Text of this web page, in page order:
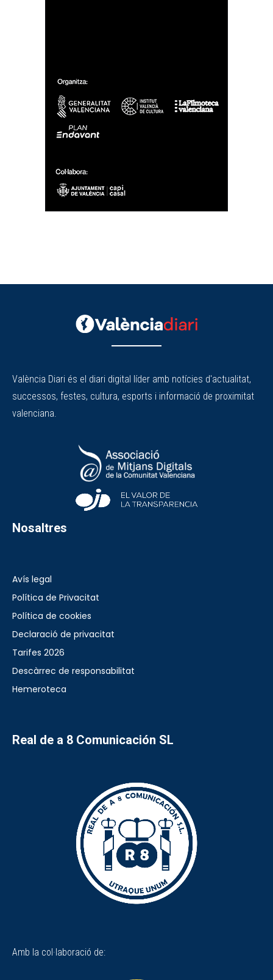
València Diari és el diari digital líder amb notícies d'actualitat,
successos, festes, cultura, esports i informació de proximitat
valenciana.
Nosaltres
Avís legal
Política de Privacitat
Política de cookies
Declaració de privacitat
Tarifes 2026
Descàrrec de responsabilitat
Hemeroteca
Real de a 8 Comunicación SL
Amb la col·laboració de: